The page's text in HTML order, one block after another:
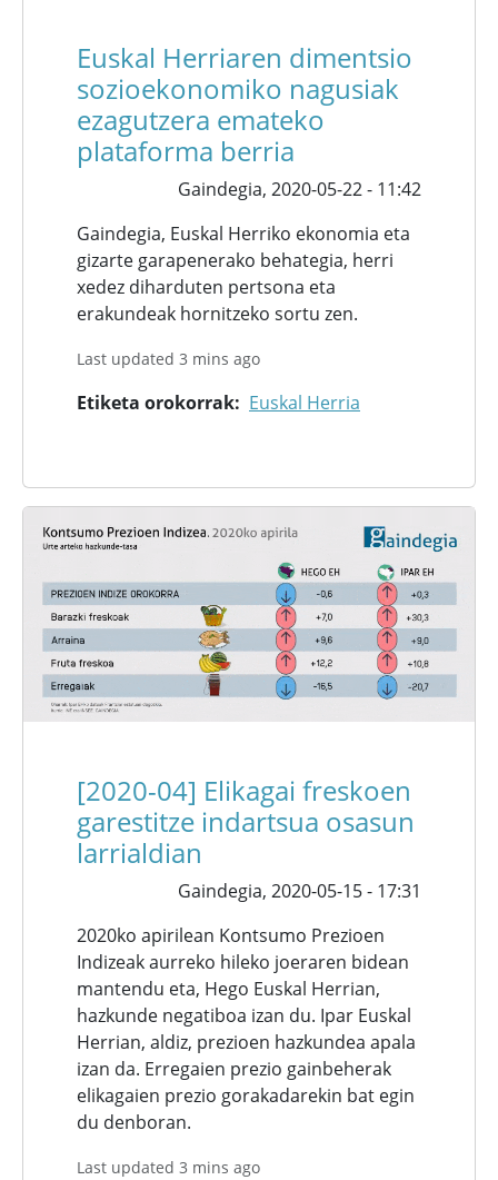
Euskal Herriaren dimentsio
sozioekonomiko nagusiak
ezagutzera emateko
plataforma berria
Gaindegia, 2020-05-22 - 11:42
Gaindegia, Euskal Herriko ekonomia eta
gizarte garapenerako behategia, herri
xedez diharduten pertsona eta
erakundeak hornitzeko sortu zen.
Last updated 3 mins ago
Etiketa orokorrak Euskal Herria
[2020-04] Elikagai freskoen
garestitze indartsua osasun
larrialdian
Gaindegia, 2020-05-15 - 17:31
2020ko apirilean Kontsumo Prezioen
Indizeak aurreko hileko joeraren bidean
mantendu eta, Hego Euskal Herrian,
hazkunde negatiboa izan du. Ipar Euskal
Herrian, aldiz, prezioen hazkundea apala
izan da. Erregaien prezio gainbeherak
elikagaien prezio gorakadarekin bat egin
du denboran.
Last updated 3 mins ago